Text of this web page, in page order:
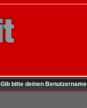
Gib bitte deinen